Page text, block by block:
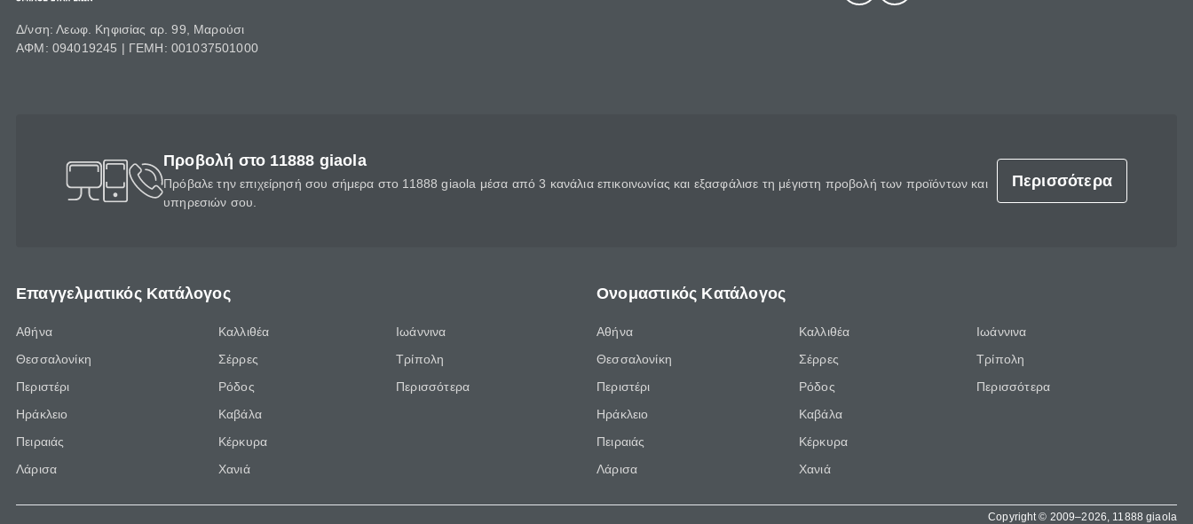
Δ/νση: Λεωφ. Κηφισίας αρ. 99, Μαρούσι
ΑΦΜ: 094019245 | ΓΕΜΗ: 001037501000
Προβολή στο 11888 giaola
Πρόβαλε την επιχείρησή σου σήμερα στο 11888 giaola μέσα από 3 κανάλια επικοινωνίας και εξασφάλισε τη μέγιστη προβολή των προϊόντων και
υπηρεσιών σου.
Περισσότερα
Επαγγελματικός Κατάλογος
Αθήνα
Θεσσαλονίκη
Περιστέρι
Ηράκλειο
Πειραιάς
Λάρισα
Καλλιθέα
Σέρρες
Ρόδος
Καβάλα
Κέρκυρα
Χανιά
Ιωάννινα
Τρίπολη
Περισσότερα
Ονομαστικός Κατάλογος
Αθήνα
Θεσσαλονίκη
Περιστέρι
Ηράκλειο
Πειραιάς
Λάρισα
Καλλιθέα
Σέρρες
Ρόδος
Καβάλα
Κέρκυρα
Χανιά
Ιωάννινα
Τρίπολη
Περισσότερα
Copyright © 2009–2026, 11888 giaola